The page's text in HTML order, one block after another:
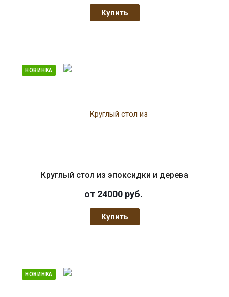
Купить
НОВИНКА
Круглый стол из эпоксидки и дерева
от 24000 руб.
Купить
НОВИНКА